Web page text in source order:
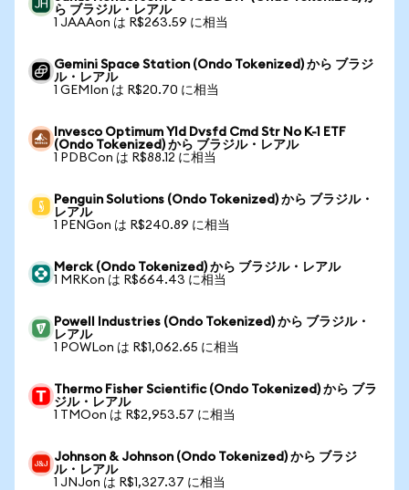
ら ブラジル・レアル
1 JAAAon は R$263.59 に相当
Gemini Space Station (Ondo Tokenized) から ブラジ
ル・レアル
1 GEMIon は R$20.70 に相当
Invesco Optimum Yld Dvsfd Cmd Str No K-1 ETF
(Ondo Tokenized) から ブラジル・レアル
1 PDBCon は R$88.12 に相当
Penguin Solutions (Ondo Tokenized) から ブラジル・
レアル
1 PENGon は R$240.89 に相当
Merck (Ondo Tokenized) から ブラジル・レアル
1 MRKon は R$664.43 に相当
Powell Industries (Ondo Tokenized) から ブラジル・
レアル
1 POWLon は R$1,062.65 に相当
Thermo Fisher Scientific (Ondo Tokenized) から ブラ
ジル・レアル
1 TMOon は R$2,953.57 に相当
Johnson & Johnson (Ondo Tokenized) から ブラジ
ル・レアル
1 JNJon は R$1,327.37 に相当